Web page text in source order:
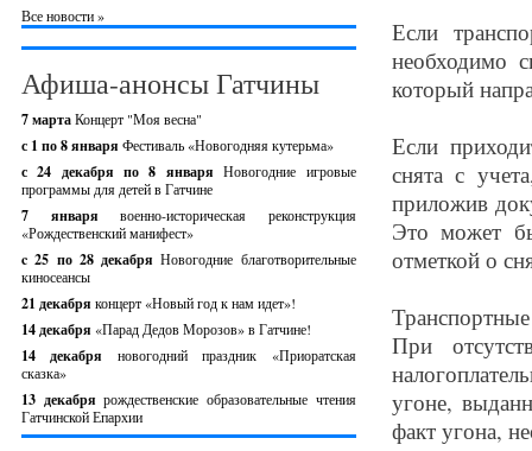
Все новости »
Афиша-анонсы Гатчины
7 мартаКонцерт "Моя весна"
с 1 по 8 января Фестиваль «Новогодняя кутерьма»
с 24 декабря по 8 январяНовогодние игровые
программы для детей в Гатчине
7 январявоенно-историческая реконструкция
«Рождественский манифест»
c 25 по 28 декабряНовогодние благотворительные
киносеансы
21 декабря концерт «Новый год к нам идет»!
14 декабря «Парад Дедов Морозов» в Гатчине!
14 декабря новогодний праздник «Приоратская
сказка»
13 декабрярождественские образовательные чтения
Гатчинской Епархии
Если
необходимо
который
Если
снята с
приложив
Это может
отметкой о
При
угоне,
факт угона,